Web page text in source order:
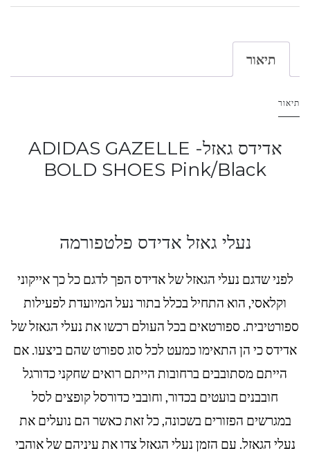
תיאור
תיאור
אדידס גאזל- ADIDAS GAZELLE
BOLD SHOES Pink/Black
נעלי גאזל אדידס פלטפורמה
לפני שדגם נעלי הגאזל של אדידס הפך לדגם כל כך אייקוני
וקלאסי, הוא התחיל בכלל בתור נעל המיועדת לפעילות
ספורטיבית. ספורטאים בכל העולם רכשו את נעלי הגאזל של
אדידס כי הן התאימו כמעט לכל סוג ספורט שהם ביצעו. אם
הייתם מסתובבים ברחובות הייתם רואים שחקני כדורגל
חובבנים בועטים בכדור, וחובבי כדורסל קופצים לסל
במגרשים הפזורים בשכונה, כל זאת כאשר הם נועלים את
נעלי הגאזל. עם הזמן נעלי הגאזל צדו את עיניהם של אוהבי